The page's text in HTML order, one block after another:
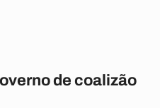
de coalizão